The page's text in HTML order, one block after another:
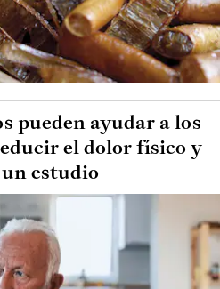
pueden ayudar a los
el dolor físico y
estudio